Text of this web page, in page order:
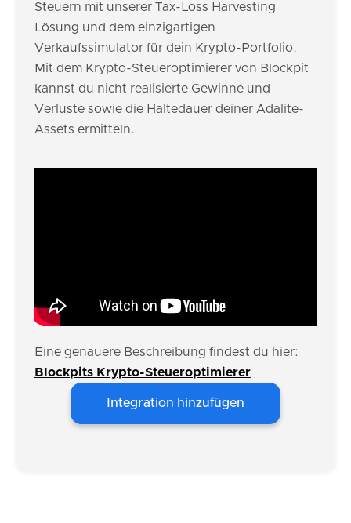
Steuern mit unserer Tax-Loss Harvesting
Lösung und dem einzigartigen
Verkaufssimulator für dein Krypto-Portfolio.
Mit dem Krypto-Steueroptimierer von Blockpit
kannst du nicht realisierte Gewinne und
Verluste sowie die Haltedauer deiner Adalite-
Assets ermitteln.
Eine genauere Beschreibung findest du hier:
Blockpits Krypto-Steueroptimierer
Integration hinzufügen